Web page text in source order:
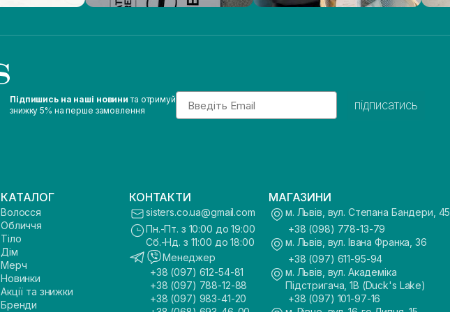
Підпишись на наші новини та отримуй
знижку 5% на перше замовлення
Email
підписатись
КАТАЛОГ
Волосся
Обличчя
Тіло
Дім
Мерч
Новинки
Акції та знижки
Бренди
КОНТАКТИ
sisters.co.ua@gmail.com
Пн.-Пт. з 10:00 до 19:00
Сб.-Нд. з 11:00 до 18:00
Менеджер
+38 (097) 612-54-81
+38 (097) 788-12-88
+38 (097) 983-41-20
МАГАЗИНИ
м. Львів, вул. Степана Бандери, 45
+38 (098) 778-13-79
м. Львів, вул. Івана Франка, 36
+38 (097) 611-95-94
м. Львів, вул. Академіка
Підстригача, 1В (Duck's Lake)
+38 (097) 101-97-16